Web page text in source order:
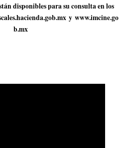
disponibles para su consulta en los
y www.imcine.go
b.mx